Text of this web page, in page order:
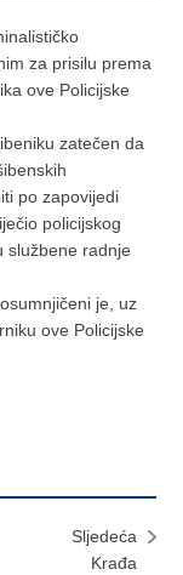
za prisilu prema
ove Policijske
zatečen da
po zapovijedi
policijskog
službene radnje
je, uz
ove Policijske
Sljedeća
Krađa